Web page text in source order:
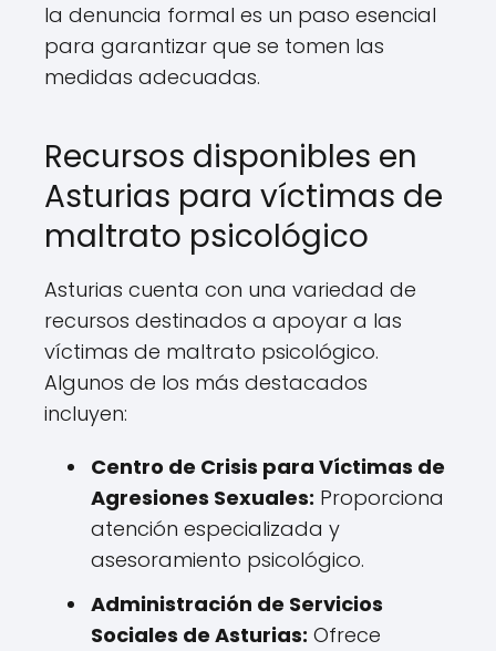
la denuncia formal es un paso esencial
para garantizar que se tomen las
medidas adecuadas.
Recursos disponibles en
Asturias para víctimas de
maltrato psicológico
Asturias cuenta con una variedad de
recursos destinados a apoyar a las
víctimas de maltrato psicológico.
Algunos de los más destacados
incluyen:
Centro de Crisis para Víctimas de
Agresiones Sexuales: Proporciona
atención especializada y
asesoramiento psicológico.
Administración de Servicios
Sociales de Asturias: Ofrece